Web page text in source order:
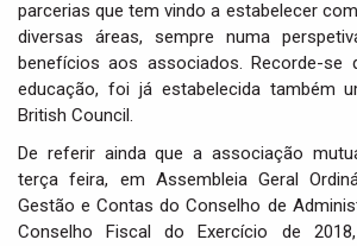
parcerias que tem vindo a estabelecer
diversas áreas, sempre numa
benefícios aos associados. Recorde-se
educação, foi já estabelecida também
British Council.
De referir ainda que a associação
terça feira, em Assembleia Geral
Gestão e Contas do Conselho de
Conselho Fiscal do Exercício de